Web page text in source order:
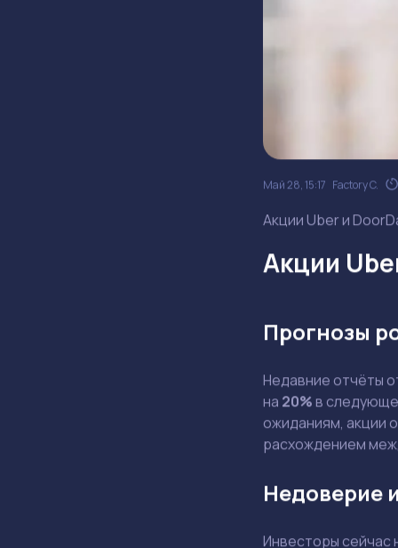
Май 28, 15:17 Factory C.
Акции Uber и
Акции
Прогнозы
Недавние отчёты
на 20%в
ожиданиям, акции
расхождением
Недоверие
Инвесторы сейчас